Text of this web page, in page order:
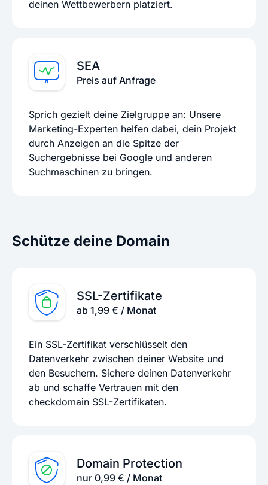
deinen Wettbewerbern platziert.
SEA
Preis auf Anfrage
Sprich gezielt deine Zielgruppe an: Unsere
Marketing-Experten helfen dabei, dein Projekt
durch Anzeigen an die Spitze der
Suchergebnisse bei Google und anderen
Suchmaschinen zu bringen.
Schütze deine Domain
SSL-Zertifikate
ab 1,99 € / Monat
Ein SSL-Zertifikat verschlüsselt den
Datenverkehr zwischen deiner Website und
den Besuchern. Sichere deinen Datenverkehr
ab und schaffe Vertrauen mit den
checkdomain SSL-Zertifikaten.
Domain Protection
nur 0,99 € / Monat